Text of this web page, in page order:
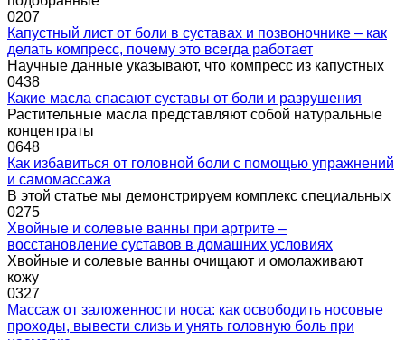
0207
Капустный лист от боли в суставах и позвоночнике – как
делать компресс, почему это всегда работает
Научные данные указывают, что компресс из капустных
0438
Какие масла спасают суставы от боли и разрушения
Растительные масла представляют собой натуральные
концентраты
0648
Как избавиться от головной боли с помощью упражнений
и самомассажа
В этой статье мы демонстрируем комплекс специальных
0275
Хвойные и солевые ванны при артрите –
восстановление суставов в домашних условиях
Хвойные и солевые ванны очищают и омолаживают
кожу
0327
Массаж от заложенности носа: как освободить носовые
проходы, вывести слизь и унять головную боль при